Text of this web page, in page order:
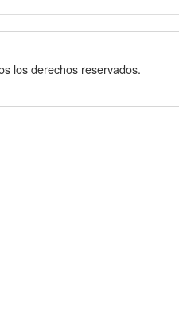
los derechos reservados.